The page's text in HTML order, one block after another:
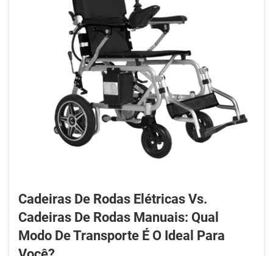
Cadeiras De Rodas Elétricas Vs.
Cadeiras De Rodas Manuais: Qual
Modo De Transporte É O Ideal Para